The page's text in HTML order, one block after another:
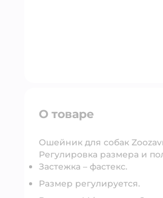
О товаре
Ошейник для собак
Регулировка размера и
Застежка – фастекс.
Размер регулируется.